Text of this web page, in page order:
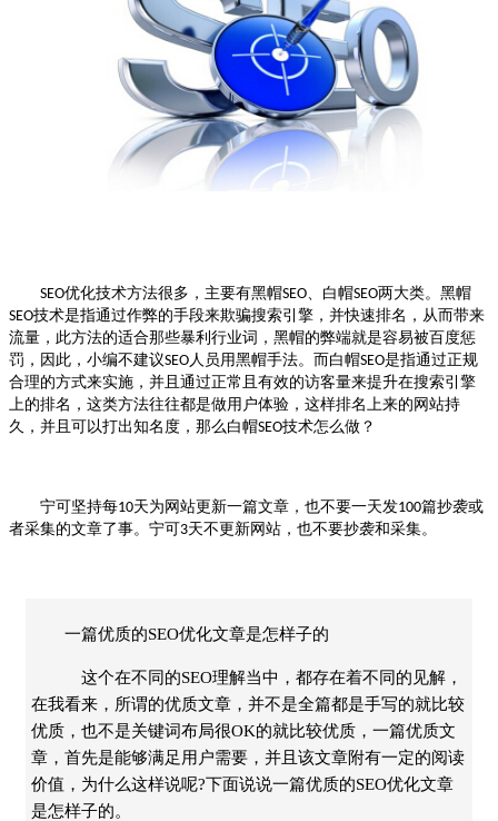
SEO优化技术方法很多，主要有黑帽SEO 、白帽SEO两大类。黑帽
SEO技术是指通过作弊的手段来欺骗搜索引擎，并快速排名，从而带来
流量，此方法的适合那些暴利行业词，黑帽的弊端就是容易被百度惩
罚，因此，小编不建议SEO 人员用黑帽手法。而白帽SEO是指通过正规
合理的方式来实施，并且通过正常且有效的访客量来提升在搜索引擎
上的排名，这类方法往往都是做用户体验，这样排名上来的网站持
久，并且可以打出知名度，那么白帽SEO技术怎么做？
宁可坚持每10天为网站更新一篇文章，也不要一天发100篇抄袭或
者采集的文章了事。宁可3天不更新网站，也不要抄袭和采集。
一篇优质的SEO优化文章是怎样子的
这个在不同的SEO理解当中，都存在着不同的见解，
在我看来，所谓的优质文章，并不是全篇都是手写的就比较
优质，也不是关键词布局很OK的就比较优质，一篇优质文
章，首先是能够满足用户需要，并且该文章附有一定的阅读
价值，为什么这样说呢?下面说说一篇优质的SEO优化文章
是怎样子的。